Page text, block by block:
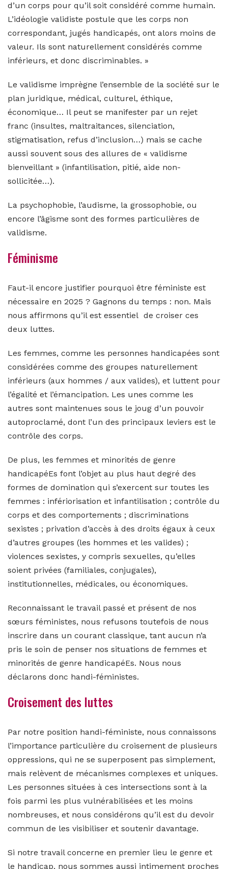
d’un corps pour qu’il soit considéré comme humain.
L’idéologie validiste postule que les corps non
correspondant, jugés handicapés, ont alors moins de
valeur. Ils sont naturellement considérés comme
inférieurs, et donc discriminables. »
Le validisme imprègne l’ensemble de la société sur le
plan juridique, médical, culturel, éthique,
économique… Il peut se manifester par un rejet
franc (insultes, maltraitances, silenciation,
stigmatisation, refus d’inclusion…) mais se cache
aussi souvent sous des allures de « validisme
bienveillant » (infantilisation, pitié, aide non-
sollicitée…).
La psychophobie, l’audisme, la grossophobie, ou
encore l’âgisme sont des formes particulières de
validisme.
Féminisme
Faut-il encore justifier pourquoi être féministe est
nécessaire en 2025 ? Gagnons du temps : non. Mais
nous affirmons qu’il est essentiel de croiser ces
deux luttes.
Les femmes, comme les personnes handicapées sont
considérées comme des groupes naturellement
inférieurs (aux hommes / aux valides), et luttent pour
l’égalité et l’émancipation. Les unes comme les
autres sont maintenues sous le joug d’un pouvoir
autoproclamé, dont l’un des principaux leviers est le
contrôle des corps.
De plus, les femmes et minorités de genre
handicapéEs font l’objet au plus haut degré des
formes de domination qui s’exercent sur toutes les
femmes : infériorisation et infantilisation ; contrôle du
corps et des comportements ; discriminations
sexistes ; privation d’accès à des droits égaux à ceux
d’autres groupes (les hommes et les valides) ;
violences sexistes, y compris sexuelles, qu’elles
soient privées (familiales, conjugales),
institutionnelles, médicales, ou économiques.
Reconnaissant le travail passé et présent de nos
sœurs féministes, nous refusons toutefois de nous
inscrire dans un courant classique, tant aucun n’a
pris le soin de penser nos situations de femmes et
minorités de genre handicapéEs. Nous nous
déclarons donc handi-féministes.
Croisement des luttes
Par notre position handi-féministe, nous connaissons
l’importance particulière du croisement de plusieurs
oppressions, qui ne se superposent pas simplement,
mais relèvent de mécanismes complexes et uniques.
Les personnes situées à ces intersections sont à la
fois parmi les plus vulnérabilisées et les moins
nombreuses, et nous considérons qu’il est du devoir
commun de les visibiliser et soutenir davantage.
Si notre travail concerne en premier lieu le genre et
le handicap, nous sommes aussi intimement proches